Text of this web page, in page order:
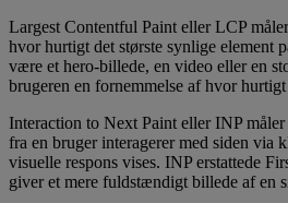
Largest Contentful Paint eller LCP
hvor hurtigt det største synlige element
være et hero-billede, en video eller en
brugeren en fornemmelse af hvor
Interaction to Next Paint eller INP
fra en bruger interagerer med siden via
visuelle respons vises. INP erstattede
giver et mere fuldstændigt billede af en